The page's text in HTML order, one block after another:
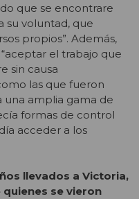
que se encontrare
su voluntad, que
propios”. Además,
el trabajo que
sin causa
las que fueron
una amplia gama de
formas de control
acceder a los
llevados a Victoria,
se vieron